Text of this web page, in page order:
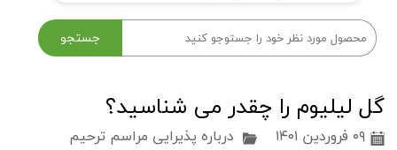
جستجو
خروج از حساب کاربری
گل لیلیوم را چقدر می شناسید؟
۰۹ فروردین ۱۴۰۱ درباره پذیرایی مراسم ترحیم